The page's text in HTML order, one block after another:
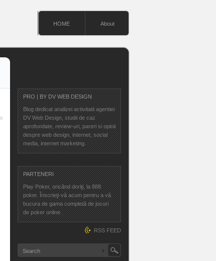
HOME About
PRO | BY DV WEB DESIGN
Blog dedicat analizei activitatii agentiei
DV Web Design, studii de caz
aprofundate, review-uri, pareri si opinii
despre web design, internet, social
media, internet marketing.
PARTENERI
Play Poker, oricând doriţi, la 888
poker. Înscrieţi-vă acum pentru a vă
bucura de gama completă de jocuri
de poker online.
RSS FEED